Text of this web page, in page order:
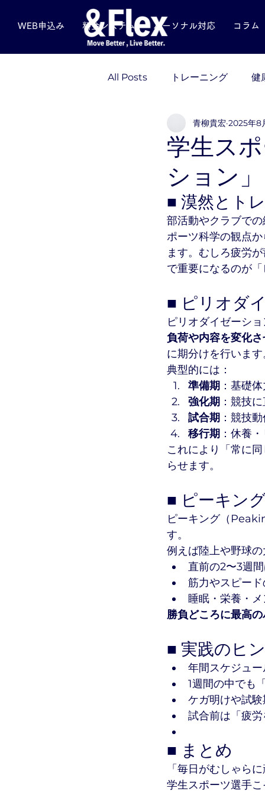
WEB申込み 料金システム パーソナル対応 コラム
All Posts トレーニング 健
スポーツメンタル
学生ス
ション
青柳貴宏 2025年8
■ 漠然とト
部活動やクラブで
ポーツ科学の観点
ます。むしろ疲労
で重要になるのが
■ ピリオダ
ピリオダイゼーシ
負荷や内容を変化
に期分けを行います
典型的には：
準備期 ：基礎
強化期 ：競技
試合期 ：競技
移行期 ：休養
これにより「常に
らせます。
■ ピーキン
ピーキング（
す。
例えば陸上や野球の
直前の2〜3週
筋力やスピー
睡眠・栄養・
勝負どころに最高
■ 実践のヒ
年間スケジュー
1週間の中でも
ケガ明けや試
試合前は「疲
■ まとめ
「毎日がむしゃら
学生スポーツ選手